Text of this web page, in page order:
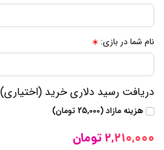
نام شما در بازی:
دریافت رسید دلاری خرید (اختیاری)
هزینه مازاد (25,000 تومان)
2,210,000 تومان